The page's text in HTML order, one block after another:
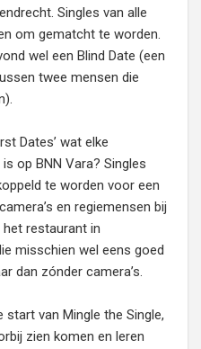
Singles van alle
om gematcht te worden.
wel een Blind Date (een
twee mensen die
Dates’ wat elke
op BNN Vara? Singles
te worden voor een
en regiemensen bij
restaurant in
misschien wel eens goed
dan zónder camera’s.
start van Mingle the Single,
zien komen en leren